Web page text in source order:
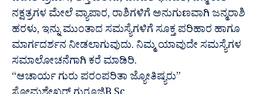
ನಕ್ಷತ್ರಗಳ ಮೇಲೆ ವ್ಯಾಪಾರ, ರಾಶಿಗಳಿಗೆ ಅನುಗುಣವಾಗಿ ಜನ್ಮರಾಶಿ
ಹರಳು, ಇನ್ನು ಮುಂತಾದ ಸಮಸ್ಯೆಗಳಿಗೆ ಸೂಕ್ತ ಪರಿಹಾರ ಹಾಗೂ
ಮಾರ್ಗದರ್ಶನ ನೀಡಲಾಗುವುದು. ನಿಮ್ಮ ಯಾವುದೇ ಸಮಸ್ಯೆಗಳ
ಸಮಾಲೋಚನೆಗಾಗಿ ಕರೆ ಮಾಡಿರಿ.
“ಆಚಾರ್ಯ ಗುರು ಪರಂಪರಿತಾ ಜ್ಯೋತಿಷ್ಯರು”